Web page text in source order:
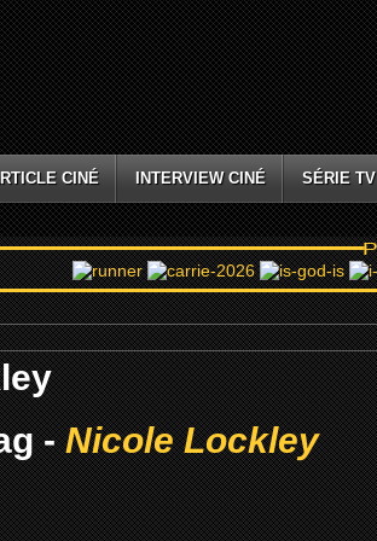
CINÉ INTERVIEW CINÉ SÉRIE TV
-Nicole Lockley